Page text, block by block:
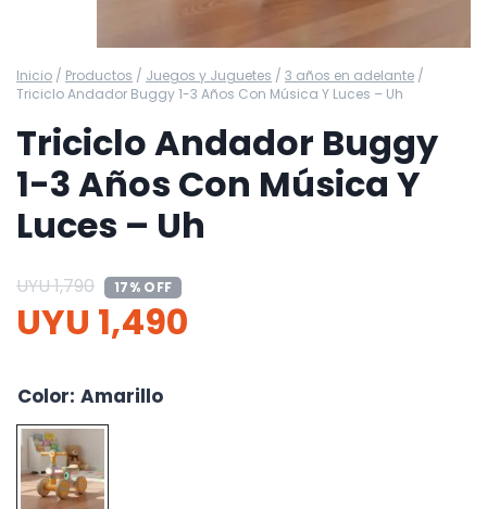
Inicio / Productos / Juegos y Juguetes / 3 años en adelante /
Triciclo Andador Buggy 1-3 Años Con Música Y Luces – Uh
Triciclo Andador Buggy
1-3 Años Con Música Y
Luces – Uh
UYU1,790 17% OFF
UYU 1,490
Color: Amarillo